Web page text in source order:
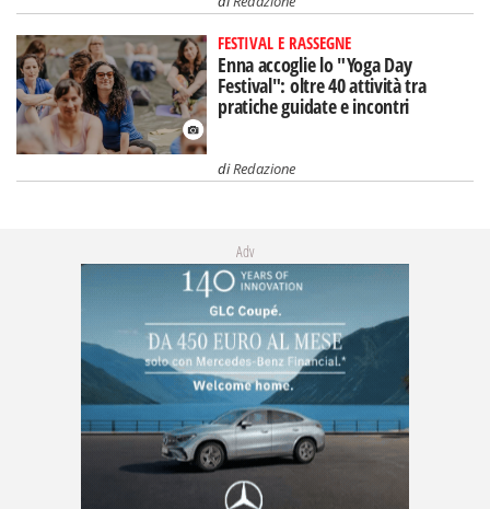
FESTIVAL E RASSEGNE
Enna accoglie lo "Yoga Day
Festival": oltre 40 attività tra
pratiche guidate e incontri
diRedazione
Adv